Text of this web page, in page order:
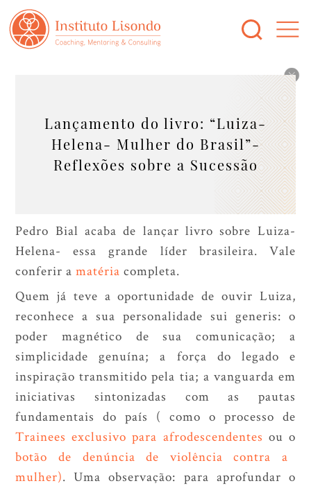
Lançamento do livro: “Luiza-
Helena- Mulher do Brasil”-
Reflexões sobre a Sucessão
Pedro Bial acaba de lançar livro sobre Luiza-
Helena- essa grande líder brasileira. Vale
conferir amatériacompleta.
Quem já teve a oportunidade de ouvir Luiza,
reconhece a sua personalidade sui generis: o
poder magnético de sua comunicação; a
simplicidade genuína; a força do legado e
inspiração transmitido pela tia; a vanguarda em
iniciativas sintonizadas com as pautas
fundamentais do país ( como o processo de
Trainees exclusivo para afrodescendentes ou o
botão de denúncia de violência contra a
mulher). Uma observação: para aprofundar o